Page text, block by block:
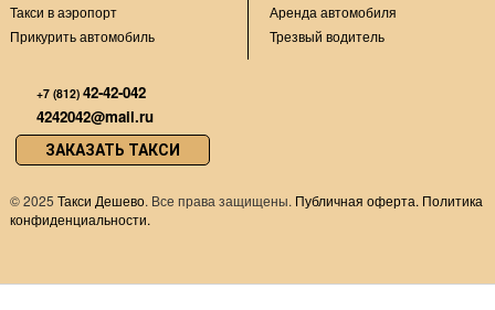
Такси в аэропорт
Прикурить автомобиль
Аренда автомобиля
Трезвый водитель
+7 (812) 42-42-042
4242042@mail.ru
ЗАКАЗАТЬ ТАКСИ
©2025 Такси Дешево. Все права защищены. Публичная оферта. Политика
конфиденциальности.